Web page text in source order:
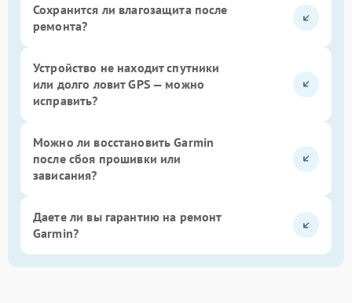
Сохранится ли влагозащита после
ремонта?
Устройство не находит спутники
или долго ловит GPS — можно
исправить?
Можно ли восстановить Garmin
после сбоя прошивки или
зависания?
Даете ли вы гарантию на ремонт
Garmin?